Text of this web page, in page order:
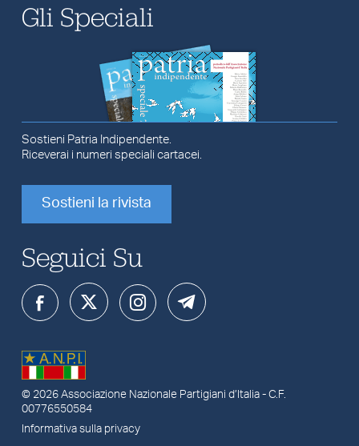
Gli Speciali
Sostieni Patria Indipendente.
Riceverai i numeri speciali cartacei.
Sostieni la rivista
Seguici Su
© 2026 Associazione Nazionale Partigiani d’Italia- C.F.
00776550584
Informativa sulla privacy